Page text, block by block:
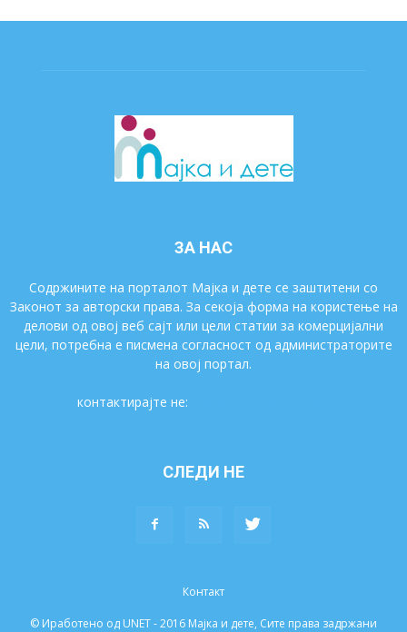
ЗА НАС
Содржините на порталот Мајка и дете се заштитени со
Законот за авторски права. За секоја форма на користење на
делови од овој веб сајт или цели статии за комерцијални
цели, потребна е писмена согласност од администраторите
на овој портал.
контактирајте не:
СЛЕДИ НЕ
Контакт
© Иработено од UNET - 2016 Мајка и дете, Сите права задржани